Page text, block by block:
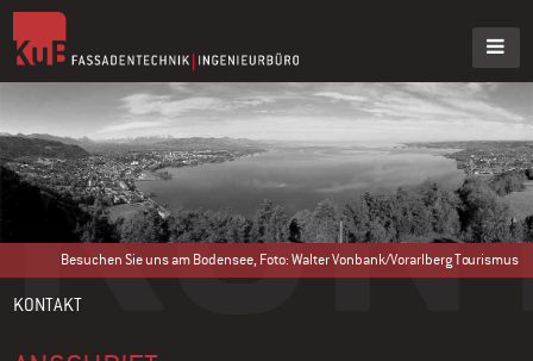
Besuchen Sie uns am Bodensee, Foto: Walter Vonbank/Vorarlberg Tourismus
KONTAKT